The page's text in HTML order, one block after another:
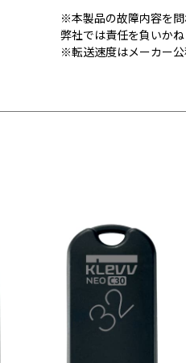
※本製品の故障内容を問
弊社では責任を負いかね
※転送速度はメーカー公